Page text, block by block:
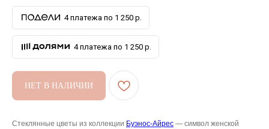
4 платежа по 1 250 р.
4 платежа по 1 250 р.
НЕТ В НАЛИЧИИ
Стеклянные цветы из коллекции Буэнос-Айрес — символ женской